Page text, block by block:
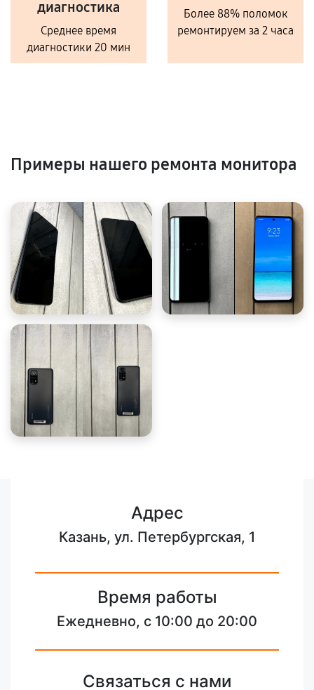
диагностика
Среднее время
диагностики 20 мин
Более 88% поломок
ремонтируем за 2 часа
Примеры нашего ремонта монитора
Адрес
Казань, ул. Петербургская, 1
Время работы
Ежедневно, с 10:00 до 20:00
Связаться с нами